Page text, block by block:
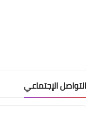
التواصل الإجتماعي